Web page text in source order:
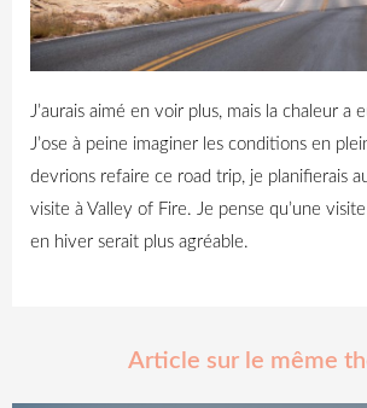
J’aurais aimé en voir plus, mais la chaleur a
J’ose à peine imaginer les conditions en
devrions refaire ce road trip, je planifierais
visite à Valley of Fire. Je pense qu’une
en hiver serait plus agréable.
Article sur le même